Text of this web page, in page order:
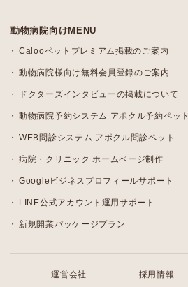
動物病院向けMENU
Calooペットプレミアム掲載のご案内
動物病院様向け無料会員登録のご案内
ドクターズインタビューの掲載について
動物病院予約システム アポクル予約ペット
WEB問診システム アポクル問診ペット
病院・クリニック ホームページ制作
Googleビジネスプロフィールサポート
LINE公式アカウント運用サポート
新規開業パッケージプラン
運営会社 採用情報